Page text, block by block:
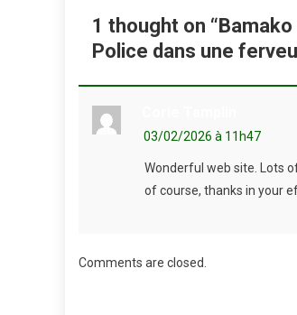
1 thought on “
Police dans une
03/02/2026 à 11h47
Wonderful web site. Lots
of course, thanks in your
Comments are closed.